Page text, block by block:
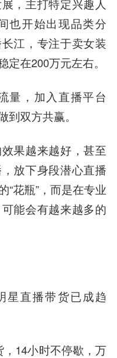
，主打特定兴趣人
也开始出现品类分
江，专注于卖女装
在200万元左右。
量，加入直播平台
双方共赢。
果越来越好，甚至
放下身段潜心直播
“花瓶”，而是在专业
能会有越来越多的
星直播带货已成趋
14小时不停歇，万